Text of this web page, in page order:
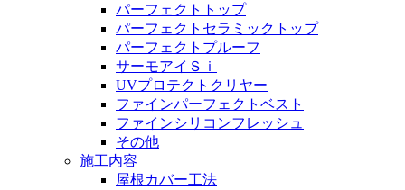
パーフェクトトップ
パーフェクトセラミックトップ
パーフェクトプルーフ
サーモアイＳｉ
UVプロテクトクリヤー
ファインパーフェクトベスト
ファインシリコンフレッシュ
その他
施工内容
屋根カバー工法